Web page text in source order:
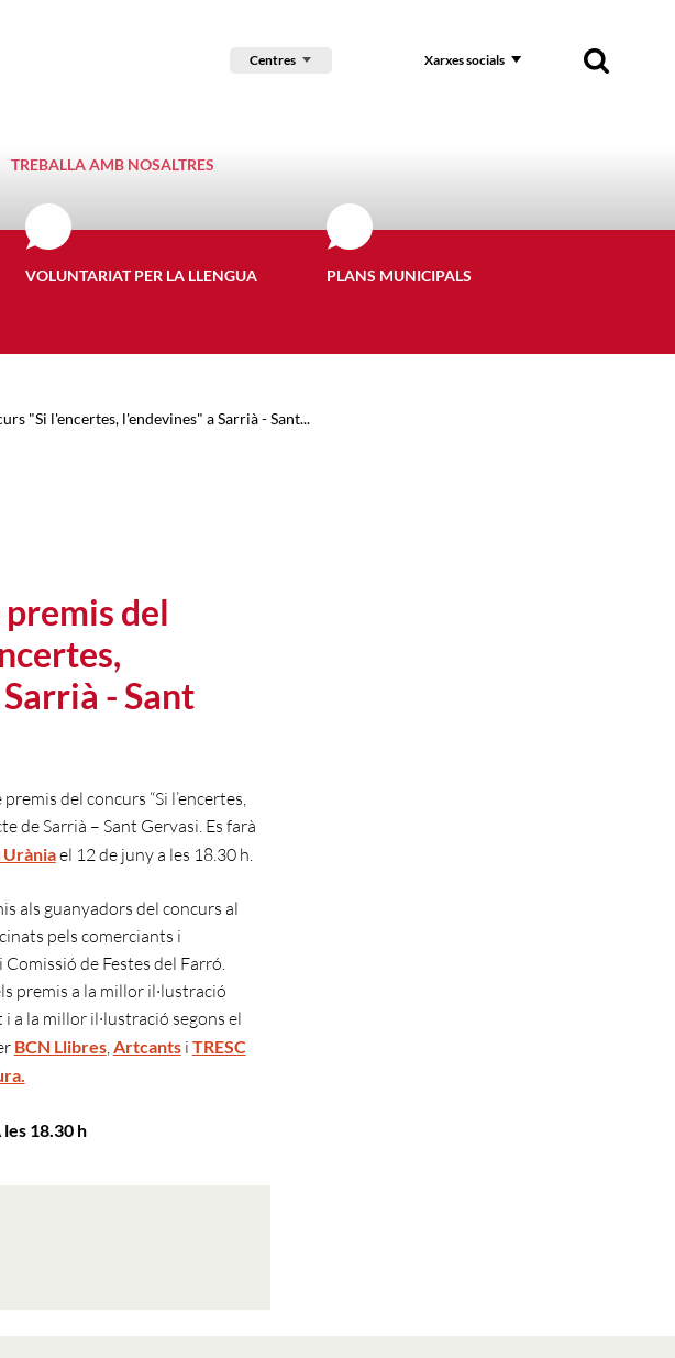
Centres Xarxes socials
TREBALLA AMB NOSALTRES
VOLUNTARIAT PER LA LLENGUA PLANS MUNICIPALS
"Si l'encertes, l'endevines" a Sarrià - Sant...
del
- Sant
del concurs “Si l’encertes,
de Sarrià – Sant Gervasi. Es farà
Uràniael 12 de juny a les 18.30 h.
als guanyadors del concurs al
pels comerciants i
Comissió de Festes del Farró.
premis a la millor il·lustració
a la millor il·lustració segons el
BCN Llibres,Artcantsi TRESC
les 18.30 h